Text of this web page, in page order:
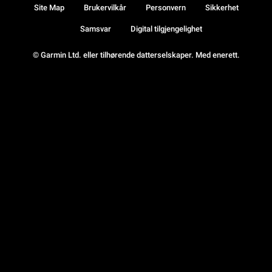
© Garmin Ltd. eller tilhørende datterselskaper. Med enerett.
Site Map Brukervilkår Personvern Sikkerhet
Samsvar Digital tilgjengelighet